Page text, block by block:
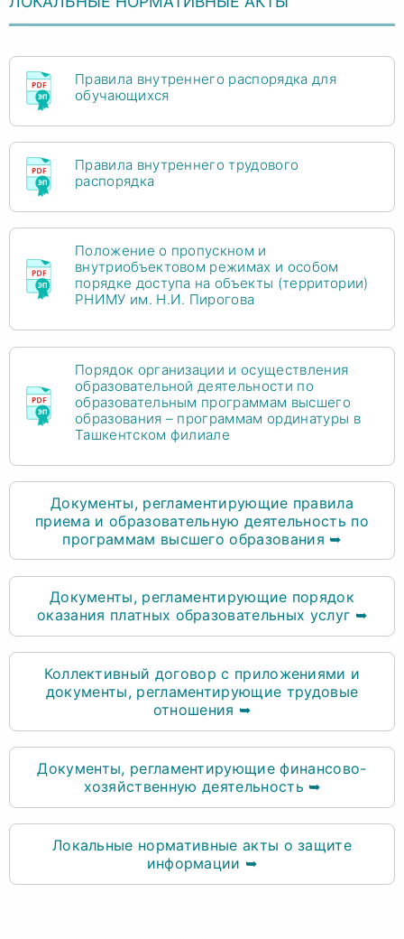
Правила внутреннего распорядка для
обучающихся
Правила внутреннего трудового
распорядка
Положение о пропускном и
внутриобъектовом режимах и особом
порядке доступа на объекты (территории)
РНИМУ им. Н.И. Пирогова
Порядок организации и осуществления
образовательной деятельности по
образовательным программам высшего
образования – программам ординатуры в
Ташкентском филиале
Документы, регламентирующие правила
приема и образовательную деятельность по
программам высшего образования ➥
Документы, регламентирующие порядок
оказания платных образовательных услуг ➥
Коллективный договор с приложениями и
документы, регламентирующие трудовые
отношения ➥
Документы, регламентирующие финансово-
хозяйственную деятельность ➥
Локальные нормативные акты о защите
информации ➥